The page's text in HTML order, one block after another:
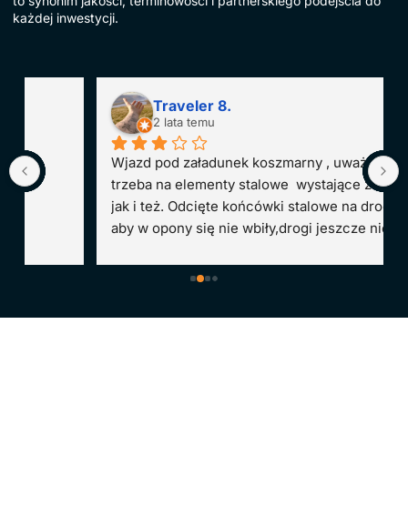
każdej inwestycji.
Traveler 8.
2 lata temu
Wjazd pod załadunek koszmarny , uważać
trzeba na elementy stalowe  wystające z ziemi
jak i też. Odcięte końcówki stalowe na drodze
aby w opony się nie wbiły,drogi jeszcze nie ma
pełną parą . Bardzo mili ludzie. Jak zbudują